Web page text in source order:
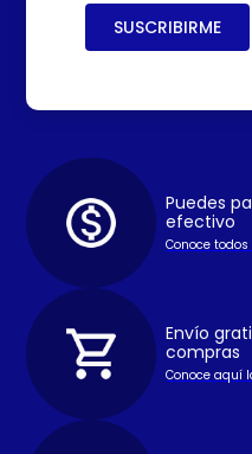
SUSCRIBIRME
Puedes
efectivo
Conoce
Envío
compras
Conoce aquí